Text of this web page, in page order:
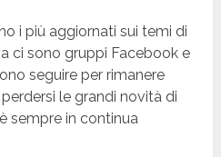
i più aggiornati sui temi di
ci sono gruppi Facebook e
seguire per rimanere
le grandi novità di
sempre in continua